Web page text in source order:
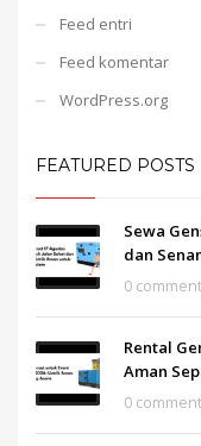
Feed entri
Feed komentar
WordPress.org
FEATURED POSTS
Sewa
dan
0
Rental
Aman
0